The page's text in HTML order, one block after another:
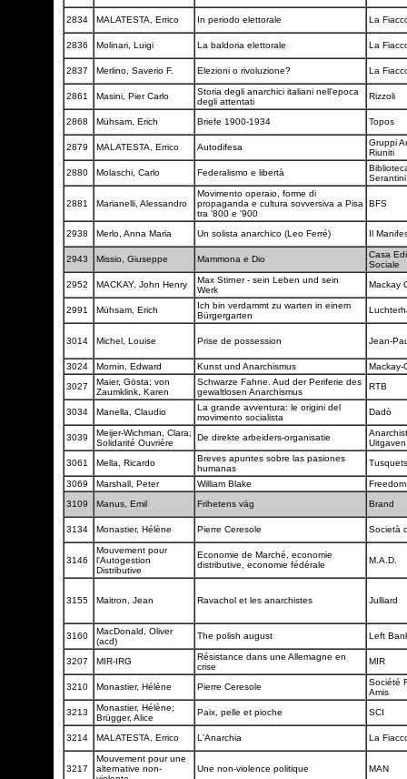
2834 MALATESTA, Errico In periodo elettorale La
2836 Molinari, Luigi La baldoria elettorale La
2837 Merlino, Saverio F. Elezioni o rivoluzione? La
2861 Masini, Pier Carlo
Storia degli anarchici italiani nell'epoca
degli attentati
Rizzoli
2868 Mühsam, Erich Briefe 1900-1934 Topos
2879 MALATESTA, Errico Autodifesa
Gruppi
Riuniti
2880
Molaschi, Carlo Federalismo e libertà
2881 Marianelli, Alessandro
Movimento operaio, forme di
propaganda e cultura sovversiva a Pisa
tra '800 e '900
BFS
2938 Merlo, Anna Maria Un solista anarchico (Leo Ferré) Il
2943 Missio, Giuseppe Mammona e Dio
Casa
Sociale
2952
MACKAY, John Henry
Max Stirner - sein Leben und sein
Werk
Mackay
2991 Mühsam, Erich
Ich bin verdammt zu warten in einem
Bürgergarten
3014 Michel, Louise Prise de possession Jean-
3024 Mornin, Edward Kunst und Anarchismus
Mackay-
3027
Maier, Gösta; von
Zaumklink, Karen
Schwarze Fahne. Aud der Periferie des
gewaltlosen Anarchismus
RTB
3034 Manella, Claudio
La grande avventura: le origini del
movimento socialista
Dadò
3039
Meijer-Wichman, Clara;
Solidarité Ouvrière
De direkte arbeiders-organisatie
3061
Mella, Ricardo
Breves apuntes sobre las pasiones
humanas
3069 Marshall, Peter William Blake
3109
Manus, Emil Frihetens väg Brand
3134 Monastier, Hélène Pierre Ceresole Società
3146
Mouvement pour
l'Autogestion
Distributive
Economie de Marché, economie
distributive, economie fédérale
M.A.D.
3155 Maitron, Jean Ravachol et les anarchistes Julliard
3160
MacDonald, Oliver
(acd)
The polish august Left
3207 MIR-IRG
Résistance dans une Allemagne en
crise
MIR
3210 Monastier, Hélène Pierre Ceresole
Société
Amis
3213
Monastier, Hélène;
Brügger, Alice
Paix, pelle et pioche SCI
3214 MALATESTA, Errico L'Anarchia La
3217
Mouvement pour une
alternative non-
Une non-violence politique MAN